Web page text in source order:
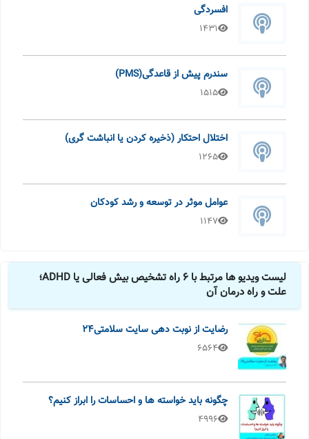
افسردگی
1431
سندرم پیش از قاعدگی(PMS)
1515
اختلال احتکار (ذخیره کردن یا انباشت گری)
1265
عوامل موثر در توسعه و رشد کودکان
1147
لیست ویدیو ها مرتبط با 6 راه تشخیص بیش فعالی یا ADHD؛
علت و راه درمان آن
رضایت از نوبت دهی سایت سلامتی24
6564
چگونه باید خواسته ها و احساسات را ابراز کنیم؟
4996